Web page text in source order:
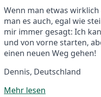
Wenn man etwas
man es auch, egal wie
mir immer gesagt: Ich
und von vorne starten,
einen neuen Weg gehen!
Dennis, Deutschland
Mehr lesen